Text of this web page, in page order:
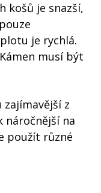
košů je snazší,
je rychlá.
musí být
z
náročnější na
použít různé